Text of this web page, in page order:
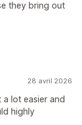
they bring out
28 avril 2026
lot easier and
highly